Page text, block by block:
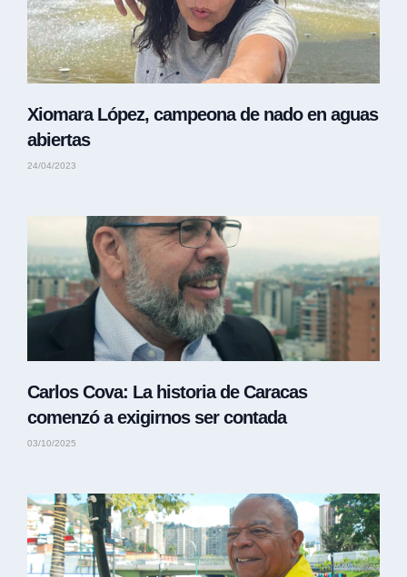
Xiomara López, campeona de nado en aguas
abiertas
24/04/2023
Carlos Cova: La historia de Caracas
comenzó a exigirnos ser contada
03/10/2025